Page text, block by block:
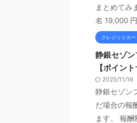
まとめてみ
名 19,000
クレジットカー
静銀セゾ
【ポイン
2025/11/16
静銀セゾン
だ場合の報
ます。 報